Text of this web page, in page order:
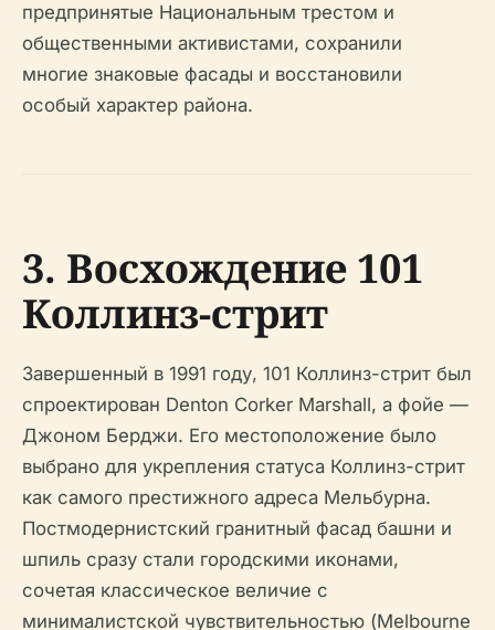
предпринятые Национальным трестом и
общественными активистами, сохранили
многие знаковые фасады и восстановили
особый характер района.
3. Восхождение 101
Коллинз-стрит
Завершенный в 1991 году, 101 Коллинз-стрит был
спроектирован Denton Corker Marshall, а фойе —
Джоном Берджи. Его местоположение было
выбрано для укрепления статуса Коллинз-стрит
как самого престижного адреса Мельбурна.
Постмодернистский гранитный фасад башни и
шпиль сразу стали городскими иконами,
сочетая классическое величие с
минималистской чувствительностью (Melbourne